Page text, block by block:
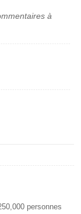
à
personnes